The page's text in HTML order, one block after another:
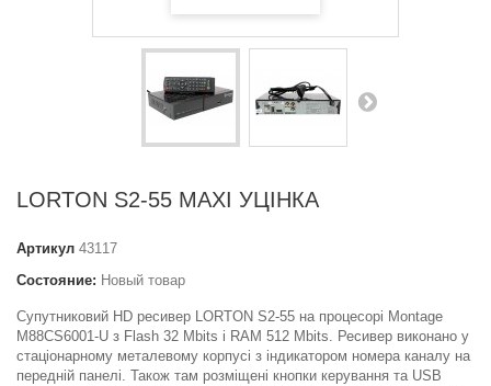
LORTON S2-55 MAXI УЦІНКА
Артикул 43117
Состояние: Новый товар
Супутниковий HD ресивер LORTON S2-55 на процесорі Montage
M88CS6001-U з Flash 32 Mbits і RAM 512 Mbits. Ресивер виконано у
стаціонарному металевому корпусі з індикатором номера каналу на
передній панелі. Також там розміщені кнопки керування та USB